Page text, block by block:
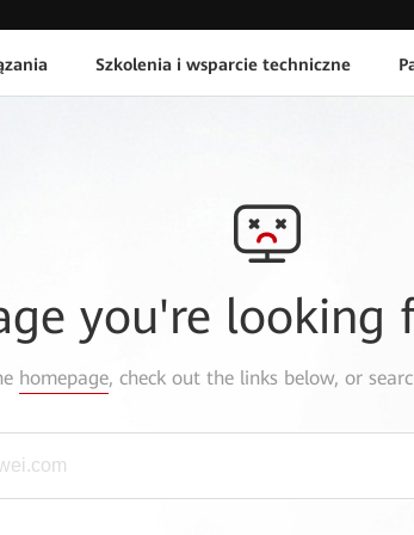
Szkolenia i wsparcie techniczne
you're looking
homepage, check out the links below, or